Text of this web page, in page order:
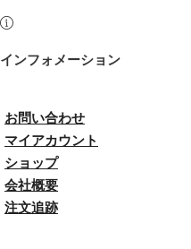
インフォメーション
お問い合わせ
マイアカウント
ショップ
会社概要
注文追跡